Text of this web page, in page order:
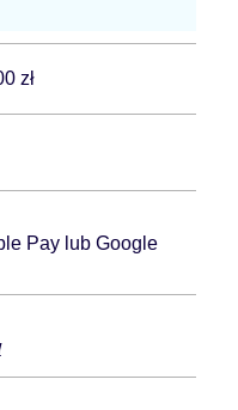
zł
Pay lub Google